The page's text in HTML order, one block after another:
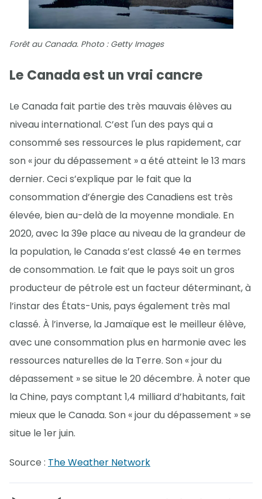
Forêt au Canada. Photo : Getty Images
Le Canada est un vrai cancre
Le Canada fait partie des très mauvais élèves au
niveau international. C’est l'un des pays qui a
consommé ses ressources le plus rapidement, car
son « jour du dépassement » a été atteint le 13 mars
dernier. Ceci s’explique par le fait que la
consommation d’énergie des Canadiens est très
élevée, bien au-delà de la moyenne mondiale. En
2020, avec la 39e place au niveau de la grandeur de
la population, le Canada s’est classé 4e en termes
de consommation. Le fait que le pays soit un gros
producteur de pétrole est un facteur déterminant, à
l’instar des États-Unis, pays également très mal
classé. À l’inverse, la Jamaïque est le meilleur élève,
avec une consommation plus en harmonie avec les
ressources naturelles de la Terre. Son « jour du
dépassement » se situe le 20 décembre. À noter que
la Chine, pays comptant 1,4 milliard d’habitants, fait
mieux que le Canada. Son « jour du dépassement » se
situe le 1er juin.
Source : The Weather Network